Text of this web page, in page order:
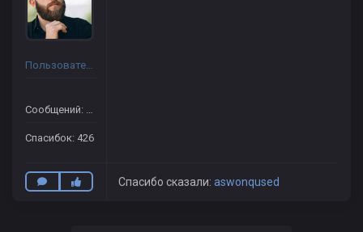
Пользователь
Сообщений: 458
Спасибок: 426
Спасибо сказали: aswоnqused